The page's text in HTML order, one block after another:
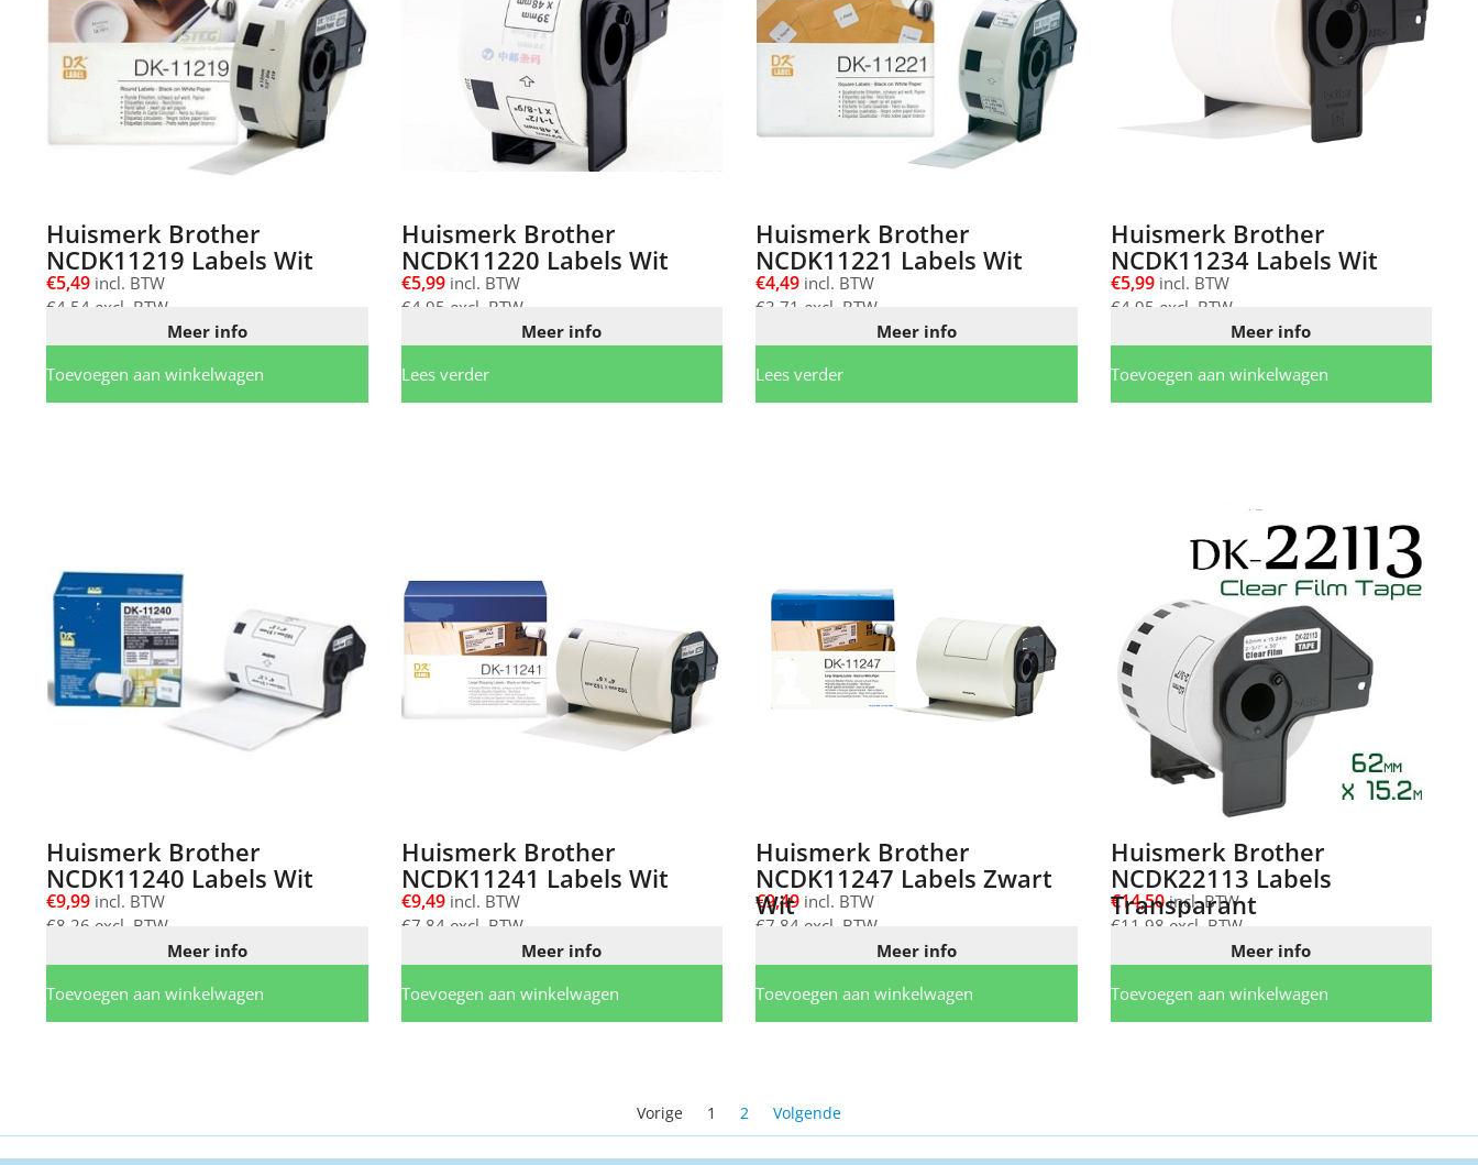
Huismerk Brother
NCDK11219 Labels Wit
€5,49 incl. BTW
€4,54 excl. BTW
Meer info
Toevoegen aan winkelwagen
Huismerk Brother
NCDK11220 Labels Wit
€5,99incl. BTW
€4,95 excl. BTW
Meer info
Lees verder
Huismerk Brother
NCDK11221 Labels Wit
€4,49 incl. BTW
€3,71 excl. BTW
Meer info
Lees verder
Huismerk Brother
NCDK11234 Labels Wit
€5,99incl. BTW
€4,95 excl. BTW
Meer info
Toevoegen aan winkelwagen
Huismerk Brother
NCDK11240 Labels Wit
€9,99 incl. BTW
€8,26 excl. BTW
Meer info
Toevoegen aan winkelwagen
Huismerk Brother
NCDK11241 Labels Wit
€9,49incl. BTW
€7,84 excl. BTW
Meer info
Toevoegen aan winkelwagen
Huismerk Brother
NCDK11247 Labels Zwart
Wit
€9,49 incl. BTW
€7,84 excl. BTW
Meer info
Toevoegen aan winkelwagen
Huismerk Brother
NCDK22113 Labels
Transparant
€14,50incl. BTW
€11,98 excl. BTW
Meer info
Toevoegen aan winkelwagen
Vorige 1 2 Volgende